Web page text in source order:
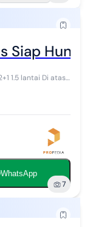
Siap Huni
WhatsApp
7